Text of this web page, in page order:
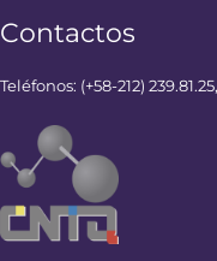
Contactos
Teléfonos: (+58-212)